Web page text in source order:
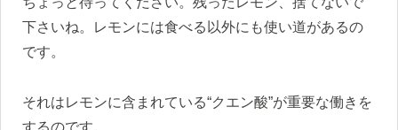
下さいね。レモンには食べる以外にも使い道があるの
です。
それはレモンに含まれている“クエン酸”が重要な働きを